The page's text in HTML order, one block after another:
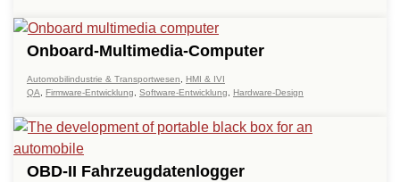
Onboard-Multimedia-Computer
Automobilindustrie & Transportwesen
HMI & IVI
QA
Firmware-Entwicklung Software-Entwicklung Hardware-Design
OBD-II Fahrzeugdatenlogger